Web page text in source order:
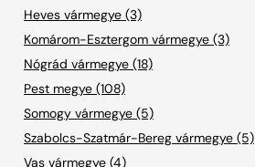
Heves vármegye (3)
Komárom-Esztergom vármegye (3)
Nógrád vármegye (18)
Pest megye (108)
Somogy vármegye (5)
Szabolcs-Szatmár-Bereg vármegye (5)
Vas vármegye (4)